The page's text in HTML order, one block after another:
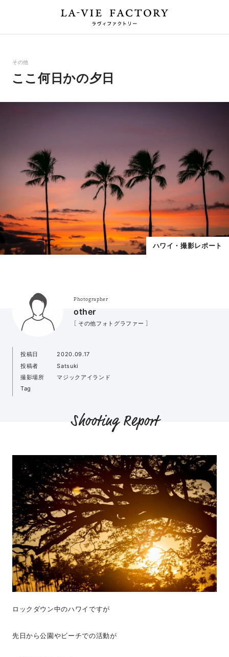
その他
ここ何日かの夕日
ハワイ・撮影レポート
Photographer
other
［ その他フォトグラファー ］
投稿日
2020.09.17
投稿者
Satsuki
撮影場所
マジックアイランド
Tag
Shooting Report
ロックダウン中のハワイですが
先日から公園やビーチでの活動が